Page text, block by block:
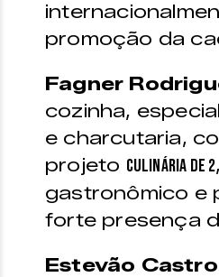
promoção da
Fagner
cozinha,
e charcutaria,
projeto Culinária de 2
gastronômico e
forte presença
Estevão Castro